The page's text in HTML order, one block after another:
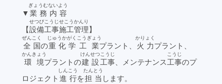
▼ 業務内容
ぎょうむないよう
【設備
せつび
工事
こうじ
施工
せこう
管理
かんり
】
全国
ぜんこく
の重化学
じゅうかがく
工業
こうぎょう
プラント、 火力
かりょく
プラント、
環境
かんきょう
プラントの建設
けんせつ
工事
こうじ
、メンテナンス工事
こうじ
のプ
ロジェクト 進行
しんこう
を担当
たんとう
します。